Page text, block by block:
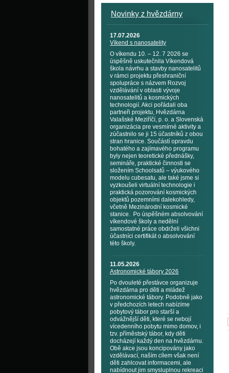
Novinky z hvězdárny
17.07.2026
Víkend s nanosatelity
O víkendu 10. – 12. 7 2026 se
úspěšně uskutečnila Víkendová
škola návrhu a stavby nanosatelitů
v rámci projektu přeshraniční
spolupráce s názvem Rozvoj
vzdělávání v oblasti vývoje
nanosatelitů a kosmických
technologií. Akci pořádali oba
partneři projektu, Hvězdárna
Valašské Meziříčí, p. o. a Slovenská
organizácia pre vesmírné aktivity a
zúčastnilo se ji 15 účastníků z obou
stran hranice. Součástí opravdu
bohatého a zajímavého programu
byly nejen teoretické přednášky,
semináře, praktické činnosti se
složením Schoolsatů – výukového
modelu cubesatu, ale také jsme si
vyzkoušeli virtuální technologie i
praktická pozorování kosmických
objektů pozemními dalekohledy,
včetně Mezinárodní kosmické
stanice. Po úspěšném absolvování
víkendové školy a nedělní
samostatné práce obdrželi všichni
účastníci certifikát o absolvování
této školy.
11.05.2026
Astronomické tábory 2026
Po dvouleté přestávce organizuje
hvězdárna pro děti a mládež
astronomické tábory. Podobně jako
v předchozích letech nabízíme
pobytový tábor pro starší a
odvážnější děti, které se nebojí
vícedenního pobytu mimo domov, i
tzv. příměstský tábor, kdy děti
docházejí každý den na hvězdárnu.
Obě akce jsou koncipovány jako
vzdělávací, naším cílem však není
děti zahlcovat informacemi, ale
nabídnout jim smysluplnou rekreaci